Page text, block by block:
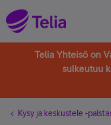
Telia Yhteisö on
sulkeutuu
Kysy ja keskustele -